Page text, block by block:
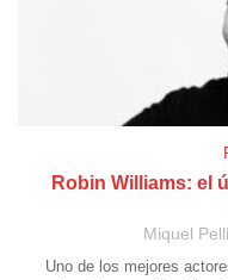
Robin Williams: el
Miquel
Uno de los mejores